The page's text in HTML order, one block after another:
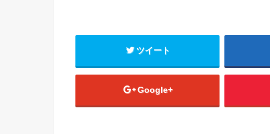
ツイート
Google+